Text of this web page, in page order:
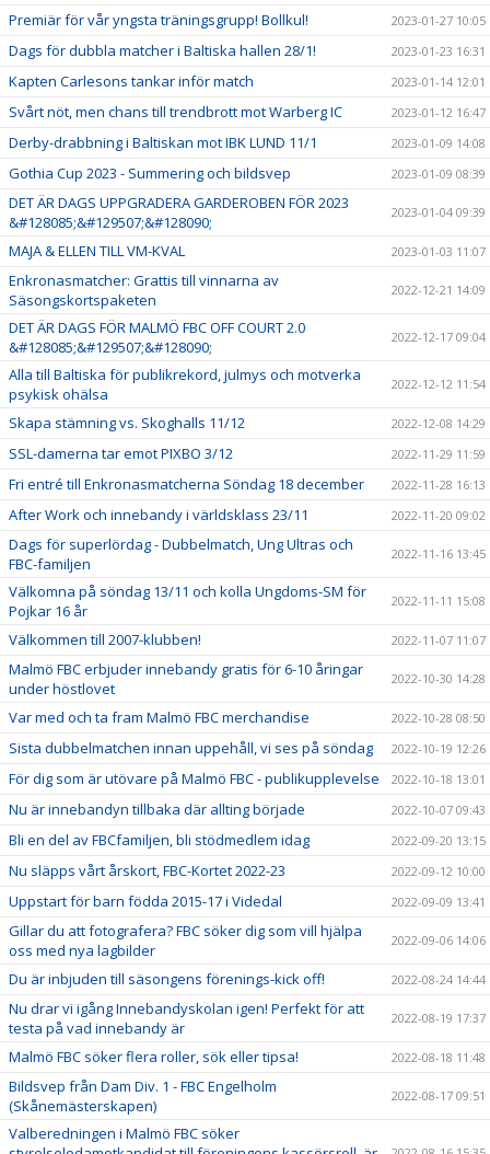
Premiär för vår yngsta träningsgrupp! Bollkul! 2023-01-27 10:05
Dags för dubbla matcher i Baltiska hallen 28/1! 2023-01-23 16:31
Kapten Carlesons tankar inför match 2023-01-14 12:01
Svårt nöt, men chans till trendbrott mot Warberg IC 2023-01-12 16:47
Derby-drabbning i Baltiskan mot IBK LUND 11/1 2023-01-09 14:08
Gothia Cup 2023 - Summering och bildsvep 2023-01-09 08:39
DET ÄR DAGS UPPGRADERA GARDEROBEN FÖR 2023
&#128085;&#129507;&#128090;
2023-01-04 09:39
MAJA & ELLEN TILL VM-KVAL 2023-01-03 11:07
Enkronasmatcher: Grattis till vinnarna av
Säsongskortspaketen
2022-12-21 14:09
DET ÄR DAGS FÖR MALMÖ FBC OFF COURT 2.0
&#128085;&#129507;&#128090;
2022-12-17 09:04
Alla till Baltiska för publikrekord, julmys och motverka
psykisk ohälsa
2022-12-12 11:54
Skapa stämning vs. Skoghalls 11/12 2022-12-08 14:29
SSL-damerna tar emot PIXBO 3/12 2022-11-29 11:59
Fri entré till Enkronasmatcherna Söndag 18 december 2022-11-28 16:13
After Work och innebandy i världsklass 23/11 2022-11-20 09:02
Dags för superlördag - Dubbelmatch, Ung Ultras och
FBC-familjen
2022-11-16 13:45
Välkomna på söndag 13/11 och kolla Ungdoms-SM för
Pojkar 16 år
2022-11-11 15:08
Välkommen till 2007-klubben! 2022-11-07 11:07
Malmö FBC erbjuder innebandy gratis för 6-10 åringar
under höstlovet
2022-10-30 14:28
Var med och ta fram Malmö FBC merchandise 2022-10-28 08:50
Sista dubbelmatchen innan uppehåll, vi ses på söndag 2022-10-19 12:26
För dig som är utövare på Malmö FBC - publikupplevelse 2022-10-18 13:01
Nu är innebandyn tillbaka där allting började 2022-10-07 09:43
Bli en del av FBCfamiljen, bli stödmedlem idag 2022-09-20 13:15
Nu släpps vårt årskort, FBC-Kortet 2022-23 2022-09-12 10:00
Uppstart för barn födda 2015-17 i Videdal 2022-09-09 13:41
Gillar du att fotografera? FBC söker dig som vill hjälpa
oss med nya lagbilder
2022-09-06 14:06
Du är inbjuden till säsongens förenings-kick off! 2022-08-24 14:44
Nu drar vi igång Innebandyskolan igen! Perfekt för att
testa på vad innebandy är
2022-08-19 17:37
Malmö FBC söker flera roller, sök eller tipsa! 2022-08-18 11:48
Bildsvep från Dam Div. 1 - FBC Engelholm
(Skånemästerskapen)
2022-08-17 09:51
Valberedningen i Malmö FBC söker